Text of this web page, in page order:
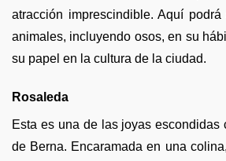
atracción imprescindible. Aquí
animales, incluyendo osos, en su
su papel en la cultura de la ciudad.
Rosaleda
Esta es una de las joyas escondidas
de Berna. Encaramada en una